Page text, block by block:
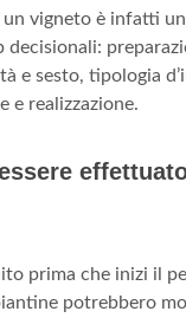
un vigneto è infatti
decisionali:
e sesto, tipologia
e realizzazione.
prima che inizi il
potrebbero